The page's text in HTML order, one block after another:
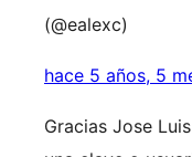
(@ealexc)
hace 5 años, 5
Gracias Jose Luis